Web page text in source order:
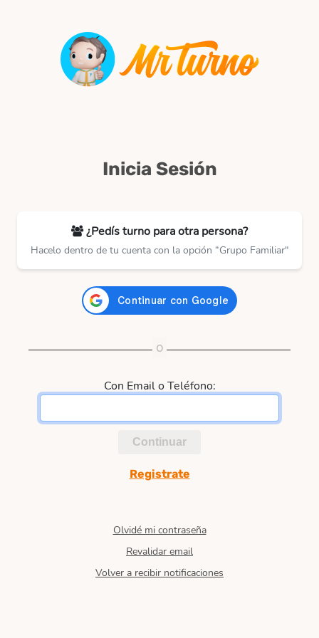
Inicia Sesión
¿Pedís turno para otra persona?
Hacelo dentro de tu cuenta con la opción “Grupo Familiar"
Con Email o Teléfono:
Continuar
Registrate
Olvidé mi contraseña
Revalidar email
Volver a recibir notificaciones